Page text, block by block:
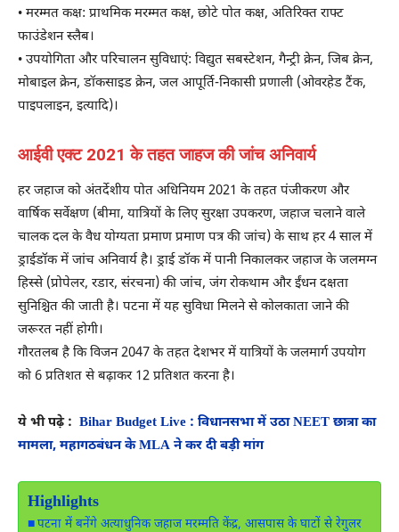
• मरम्मत कक्ष: प्राथमिक मरम्मत कक्ष, छोटे पोत कक्ष, अतिरिक्त राफ्ट
फाउंडेशन स्लैब।
• उपयोगिता और परिचालन सुविधाएं: विद्युत सबस्टेशन, गैन्ट्री क्रेन, जिब क्रेन,
मोबाइल क्रेन, डॉकसाइड क्रेन, जल आपूर्ति-निकासी प्रणाली (ओवरहेड टैंक,
पाइपलाइन, इत्यादि)।
आईवी एक्ट 2021 के तहत जाहज की जांच अनिवार्य
हर जहाज को अंतर्देशीय पोत अधिनियम 2021 के तहत पंजीकरण और
वार्षिक सर्वेक्षण (बीमा, यात्रियों के लिए सुरक्षा उपकरण, जहाज चलाने वाले
चालक दल के वैध योग्यता प्रमाण प्रमाण पत्र की जांच) के साथ हर 4 साल में
ड्राईडॉक में जांच अनिवार्य है। ड्राई डॉक में पानी निकालकर जहाज के जलमग्न
हिस्से (प्रोपेलर, रडार, संरचना) की जांच, जंग रोकथाम और ईंधन दक्षता
सुनिश्चित की जाती है। पटना में यह सुविधा मिलने से कोलकाता जाने की
जरूरत नहीं होगी।
गौरतलब है कि विजन 2047 के तहत देशभर में यात्रियों के जलमार्ग उपयोग
को 6 प्रतिशत से बढ़ाकर 12 प्रतिशत करना है‌।
ये भी पढ़े : Bihar Budget Live : विधानसभा में उठा NEET छात्रा का
मामला, महागठबंधन के MLA ने कर दी बड़ी मांग
Highlights
पटना में बनेंगे अत्याधुनिक जहाज मरम्मति केंद्र, आसपास के घाटों से रेगुलर